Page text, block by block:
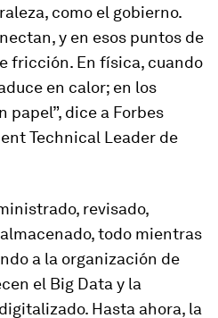
como el gobierno.
y en esos puntos de
fricción. En física, cuando
en calor; en los
papel”, dice a Forbes
Technical Leader de
revisado,
todo mientras
a la organización de
el Big Data y la
Hasta ahora, la